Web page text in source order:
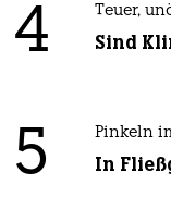
4 Teuer,
Sind
5 Pinkeln
In